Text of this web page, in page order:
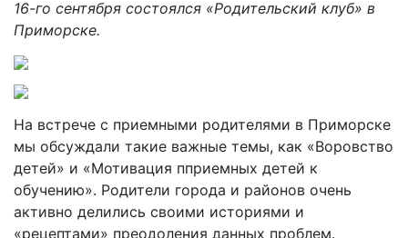
16-го сентября состоялся «Родительский клуб» в
Приморске.
На встрече с приемными родителями в Приморске
мы обсуждали такие важные темы, как «Воровство
детей» и «Мотивация пприемных детей к
обучению». Родители города и районов очень
активно делились своими историями и
«рецептами» преодоления данных проблем.